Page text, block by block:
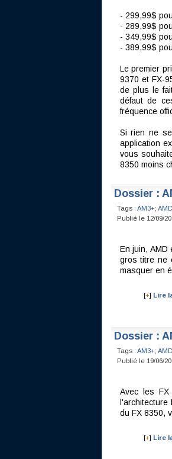
- 299,99$
- 289,99$
- 349,99$
- 389,99$
Le premier
9370 et FX-
de plus le
défaut de
fréquence
Si rien ne
application
vous
8350 moins
Dossier :
Tags : AM3+; AMD
Publié le 12/09/
En juin,
gros titre ne
masquer en
[+] Lire
Dossier :
Tags : AM3+; AMD
Publié le 19/06/
Avec les
du FX 8350,
[+] Lire